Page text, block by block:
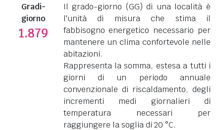
Gradi-
giorno
1.879
Il grado-giorno (GG) di una località è
l'unità di misura che stima il
fabbisogno energetico necessario per
mantenere un clima confortevole nelle
abitazioni.
Rappresenta la somma, estesa a tutti i
giorni di un periodo annuale
convenzionale di riscaldamento, degli
incrementi medi giornalieri di
temperatura necessari per
raggiungere la soglia di 20 °C.